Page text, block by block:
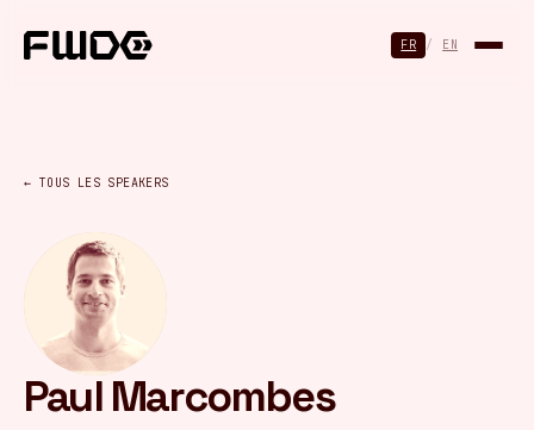
FR / EN
← TOUS LES SPEAKERS
Paul Marcombes